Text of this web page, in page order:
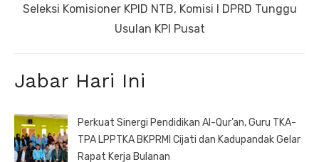
Next
Seleksi Komisioner KPID NTB, Komisi I DPRD Tunggu
Usulan KPI Pusat
Jabar Hari Ini
Perkuat Sinergi Pendidikan Al-Qur’an, Guru TKA-
TPA LPPTKA BKPRMI Cijati dan Kadupandak Gelar
Rapat Kerja Bulanan